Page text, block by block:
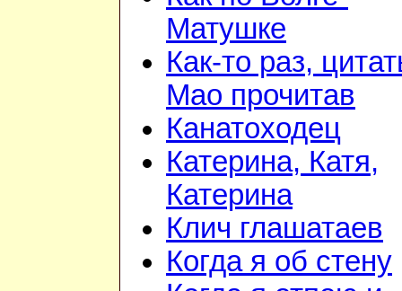
Матушке
Как-то раз,
Мао прочитав
Канатоходец
Катерина, Катя,
Катерина
Клич глашатаев
Когда я об стену